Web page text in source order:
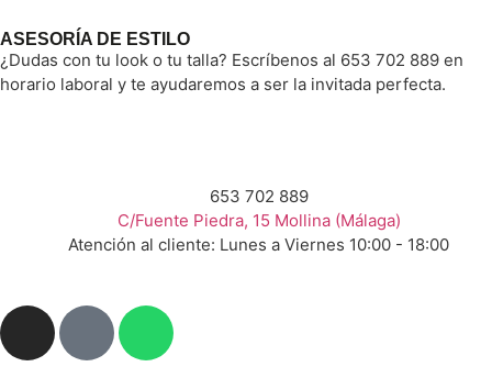
ASESORÍA DE ESTILO
¿Dudas con tu look o tu talla? Escríbenos al 653 702 889 en
horario laboral y te ayudaremos a ser la invitada perfecta.
653 702 889
C/Fuente Piedra, 15 Mollina (Málaga)
Atención al cliente: Lunes a Viernes 10:00 - 18:00